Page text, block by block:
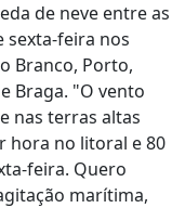
de neve entre as
sexta-feira nos
Branco, Porto,
Braga. "O vento
nas terras altas
hora no litoral e 80
feira. Quero
marítima,